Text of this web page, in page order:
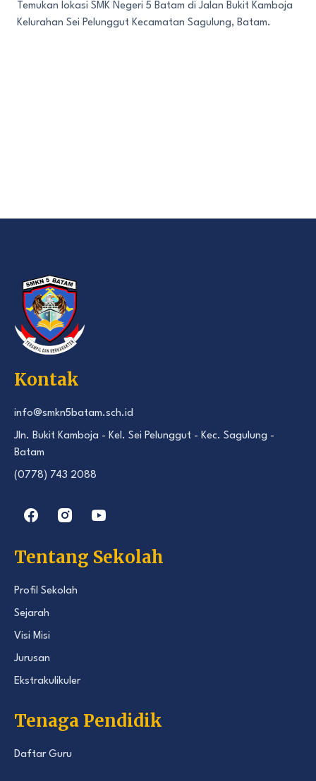
Temukan lokasi SMK Negeri 5 Batam di Jalan Bukit Kamboja
Kelurahan Sei Pelunggut Kecamatan Sagulung, Batam.
Kontak
info@smkn5batam.sch.id
Jln. Bukit Kamboja - Kel. Sei Pelunggut - Kec. Sagulung -
Batam
(0778) 743 2088
Tentang Sekolah
Profil Sekolah
Sejarah
Visi Misi
Jurusan
Ekstrakulikuler
Tenaga Pendidik
Daftar Guru